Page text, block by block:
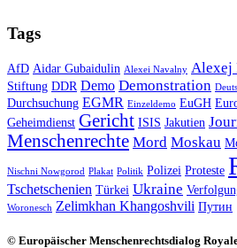
Tags
AfD Aidar Gubaidulin Alexei Navalny Alexej
Stiftung DDR Demo Demonstration
Durchsuchung EGMR Einzeldemo EuGH
Geheimdienst Gericht ISIS Jakutien
Menschenrechte Mord Moskau
Nischni Nowgorod Plakat Politik Polizei Proteste
Tschetschenien Türkei Ukraine
Woronesch Zelimkhan Khangoshvili Путин
© Europäischer Menschenrechtsdialog